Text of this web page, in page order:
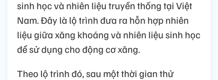
sinh học và nhiên liệu truyền thống tại Việt
Nam. Đây là lộ trình đưa ra hỗn hợp nhiên
liệu giữa xăng khoáng và nhiên liệu sinh học
để sử dụng cho động cơ xăng.
Theo lộ trình đó, sau một thời gian thử